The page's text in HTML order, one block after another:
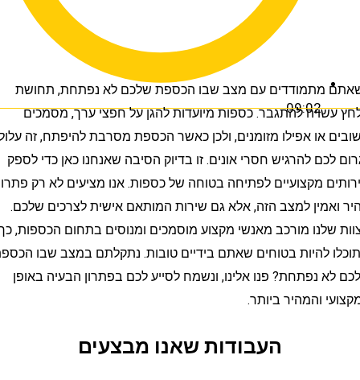
09:02
עם מצב שבו הכספת שלכם לא נפתחת, תחושת
להתגבר. כספות מיועדות להגן על חפצי ערך, מסמכים
או אפילו מזומנים, ולכן כאשר הכספת מסרבת להיפתח, זה עלול
להרגיש חסרי אונים. זו בדיוק הסיבה שאנחנו כאן כדי לספק
מקצועיים לפתיחה בטוחה של כספות. אנו מציעים לא רק פתרון
למצב הזה, אלא גם שירות המותאם אישית לצרכים שלכם.
מורכב מאנשי מקצוע מוסמכים ומנוסים בתחום הכספות, כך
להיות בטוחים שאתם בידיים טובות. נתקלתם במצב שבו הכספת
נפתחת? פנו אלינו, ונשמח לסייע לכם בפתרון הבעיה באופן
והמהיר ביותר.
העבודות שאנו מבצעים